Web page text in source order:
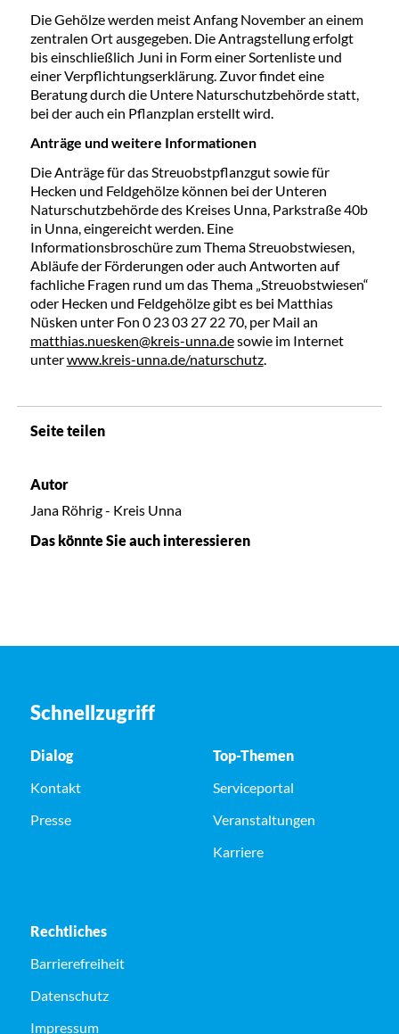
Die Gehölze werden meist Anfang November an einem
zentralen Ort ausgegeben. Die Antragstellung erfolgt
bis einschließlich Juni in Form einer Sortenliste und
einer Verpflichtungserklärung. Zuvor findet eine
Beratung durch die Untere Naturschutzbehörde statt,
bei der auch ein Pflanzplan erstellt wird.
Anträge und weitere Informationen
Die Anträge für das Streuobstpflanzgut sowie für
Hecken und Feldgehölze können bei der Unteren
Naturschutzbehörde des Kreises Unna, Parkstraße 40b
in Unna, eingereicht werden. Eine
Informationsbroschüre zum Thema Streuobstwiesen,
Abläufe der Förderungen oder auch Antworten auf
fachliche Fragen rund um das Thema „Streuobstwiesen“
oder Hecken und Feldgehölze gibt es bei Matthias
Nüsken unter Fon 0 23 03 27 22 70, per Mail an
matthias.nuesken@kreis-unna.desowie im Internet
unterwww.kreis-unna.de/naturschutz.
Seite teilen
Autor
Jana Röhrig - Kreis Unna
Das könnte Sie auch interessieren
Schnellzugriff
Dialog
Kontakt
Presse
Top-Themen
Serviceportal
Veranstaltungen
Karriere
Rechtliches
Barrierefreiheit
Datenschutz
Impressum